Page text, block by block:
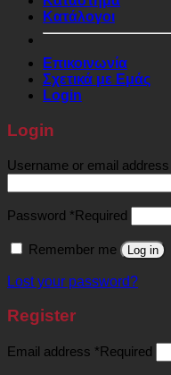
Κατάλογοι
Επικοινωνία
Σχετικά με Εμάς
Login
Login
Username or email address
Password *Required
Remember me Log in
Lost your password?
Register
Email address *Required